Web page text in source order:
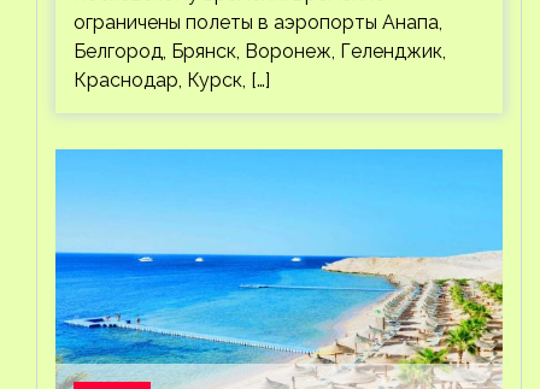
ограничены полеты в аэропорты Анапа,
Белгород, Брянск, Воронеж, Геленджик,
Краснодар, Курск, […]